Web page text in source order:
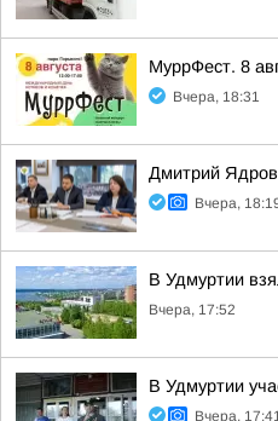
МуррФест. 8
Вчера, 18:31
Дмитрий Ядров
Вчера,
В Удмуртии
Вчера, 17:52
В Удмуртии
Вчера,